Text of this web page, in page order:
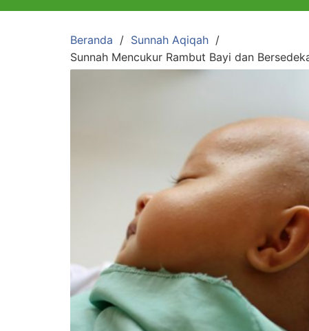
Beranda
Sunnah Aqiqah
Sunnah Mencukur Rambut Bayi dan